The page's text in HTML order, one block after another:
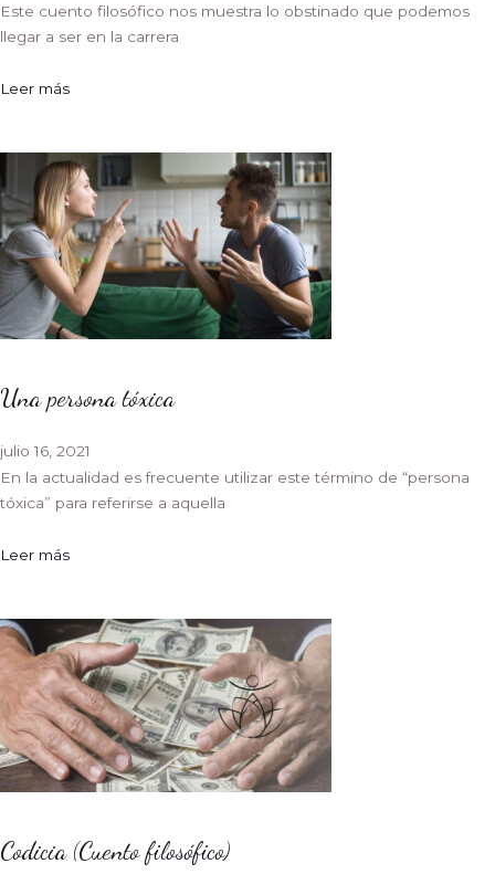
Este cuento filosófico nos muestra lo obstinado que podemos
llegar a ser en la carrera
Leer más
Una persona tóxica
julio 16, 2021
En la actualidad es frecuente utilizar este término de “persona
tóxica” para referirse a aquella
Leer más
Codicia (Cuento filosófico)